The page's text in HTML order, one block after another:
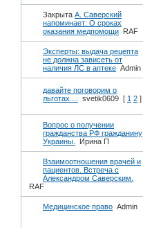
Закрыта А. Саверский
напоминает: О сроках
оказания медпомощи RAF
Эксперты: выдача рецепта
не должна зависеть от
наличия ЛС в аптеке Admin
давайте поговорим о
льготах....
svetik0609 [ 1 2 ]
Вопрос о получении
гражданства РФ гражданину
Украины.
Ирина П
Взаимоотношения врачей и
пациентов. Встреча с
Александром Саверским.
RAF
Медицинское право Admin